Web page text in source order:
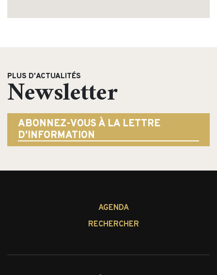
PLUS D'ACTUALITÉS
Newsletter
ABONNEZ-VOUS À LA LETTRE
D'INFORMATION
AGENDA
RECHERCHER